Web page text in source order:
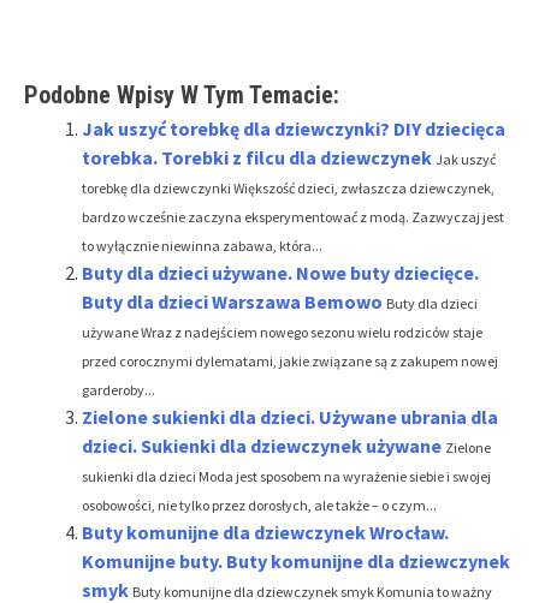
Podobne Wpisy W Tym Temacie:
Jak uszyć torebkę dla dziewczynki? DIY dziecięca
torebka. Torebki z filcu dla dziewczynek Jak uszyć
torebkę dla dziewczynki Większość dzieci, zwłaszcza dziewczynek,
bardzo wcześnie zaczyna eksperymentować z modą. Zazwyczaj jest
to wyłącznie niewinna zabawa, która...
Buty dla dzieci używane. Nowe buty dziecięce.
Buty dla dzieci Warszawa Bemowo Buty dla dzieci
używane Wraz z nadejściem nowego sezonu wielu rodziców staje
przed corocznymi dylematami, jakie związane są z zakupem nowej
garderoby...
Zielone sukienki dla dzieci. Używane ubrania dla
dzieci. Sukienki dla dziewczynek używane Zielone
sukienki dla dzieci Moda jest sposobem na wyrażenie siebie i swojej
osobowości, nie tylko przez dorosłych, ale także – o czym...
Buty komunijne dla dziewczynek Wrocław.
Komunijne buty. Buty komunijne dla dziewczynek
smyk Buty komunijne dla dziewczynek smyk Komunia to ważny